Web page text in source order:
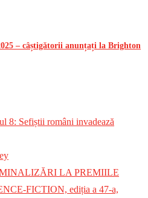
– câștigătorii anunțați la Brighton
8: Sefiștii români invadează
LA PREMIILE
FICTION, ediția a 47-a,